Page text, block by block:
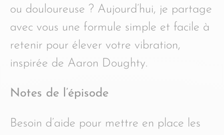
ou douloureuse ? Aujourd’hui, je partage
avec vous une formule simple et facile à
retenir pour élever votre vibration,
inspirée de Aaron Doughty.
Notes de l’épisode
Besoin d’aide pour mettre en place les